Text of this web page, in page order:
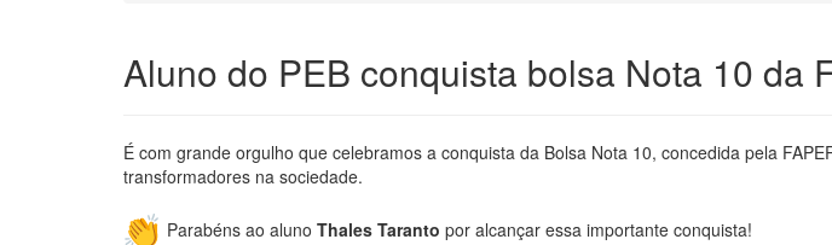
Aluno do PEB conquista bolsa Nota 10 da
É com grande orgulho que celebramos a conquista da Bolsa Nota 10, concedida pela
transformadores na sociedade.
Parabéns ao aluno Thales Taranto por alcançar essa importante conquista!